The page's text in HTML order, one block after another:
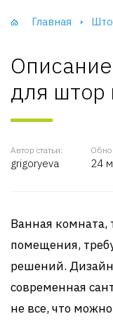
Главная
Описание
для штор
Автор статьи:
grigoryeva 24
Ванная комната,
помещения,
решений. Дизайн
современная
не все, что